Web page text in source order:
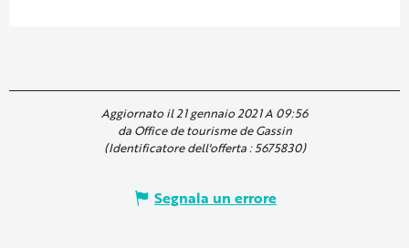
Aggiornato il 21 gennaio 2021 A 09:56
da Office de tourisme de Gassin
(Identificatore dell'offerta :5675830)
Segnala un errore